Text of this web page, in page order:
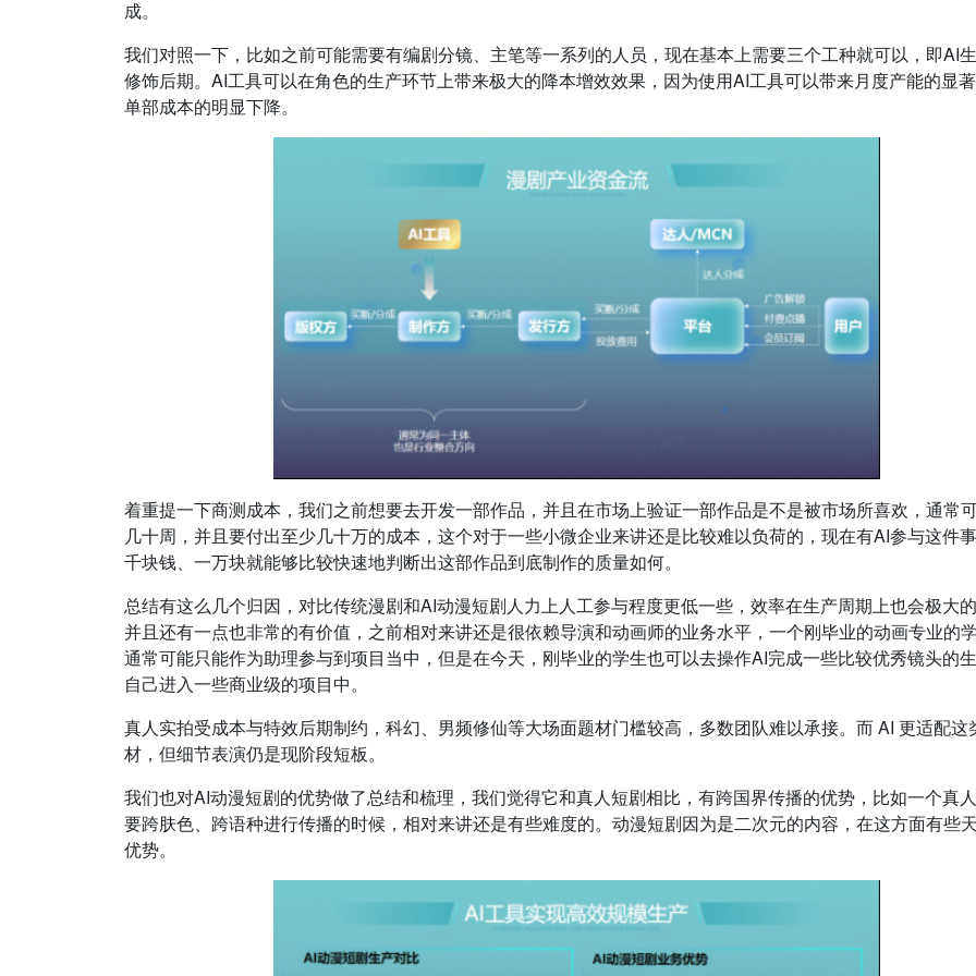
成。
我们对照一下，比如之前可能需要有编剧分镜、主笔等一系列的人员，现在基本上需要三个工种就可以，即AI
修饰后期。AI工具可以在角色的生产环节上带来极大的降本增效效果，因为使用AI工具可以带来月度产能的显
单部成本的明显下降。
着重提一下商测成本，我们之前想要去开发一部作品，并且在市场上验证一部作品是不是被市场所喜欢，通常
几十周，并且要付出至少几十万的成本，这个对于一些小微企业来讲还是比较难以负荷的，现在有AI参与这件
千块钱、一万块就能够比较快速地判断出这部作品到底制作的质量如何。
总结有这么几个归因，对比传统漫剧和AI动漫短剧人力上人工参与程度更低一些，效率在生产周期上也会极大的
并且还有一点也非常的有价值，之前相对来讲还是很依赖导演和动画师的业务水平，一个刚毕业的动画专业的学
通常可能只能作为助理参与到项目当中，但是在今天，刚毕业的学生也可以去操作AI完成一些比较优秀镜头的
自己进入一些商业级的项目中。
真人实拍受成本与特效后期制约，科幻、男频修仙等大场面题材门槛较高，多数团队难以承接。而 AI 更适配这
材，但细节表演仍是现阶段短板。
我们也对AI动漫短剧的优势做了总结和梳理，我们觉得它和真人短剧相比，有跨国界传播的优势，比如一个真
要跨肤色、跨语种进行传播的时候，相对来讲还是有些难度的。动漫短剧因为是二次元的内容，在这方面有些
优势。